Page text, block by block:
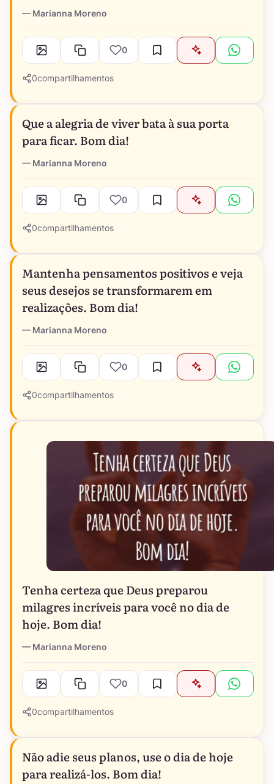
Marianna Moreno
0
0compartilhamentos
Que a alegria de viver bata à sua porta
para ficar. Bom dia!
Marianna Moreno
0
0compartilhamentos
Mantenha pensamentos positivos e veja
seus desejos se transformarem em
realizações. Bom dia!
Marianna Moreno
0
0compartilhamentos
Tenha certeza que Deus preparou
milagres incríveis para você no dia de
hoje. Bom dia!
Marianna Moreno
0
0compartilhamentos
Não adie seus planos, use o dia de hoje
para realizá-los. Bom dia!